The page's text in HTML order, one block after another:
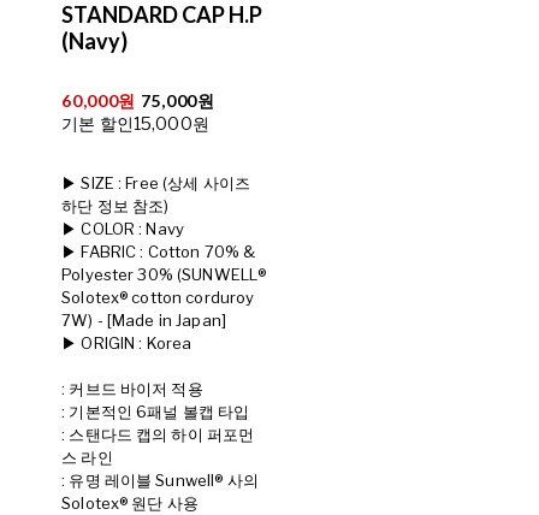
STANDARD CAP H.P
(Navy)
60,000원 75,000원
기본 할인15,000원
▶ SIZE : Free (상세 사이즈
하단 정보 참조)
▶ COLOR : Navy
▶ FABRIC : Cotton 70% &
Polyester 30% (SUNWELL®
Solotex® cotton corduroy
7W) - [Made in Japan]
▶ ORIGIN : Korea
: 커브드 바이저 적용
: 기본적인 6패널 볼캡 타입
: 스탠다드 캡의 하이 퍼포먼
스 라인
: 유명 레이블 Sunwell® 사의
Solotex® 원단 사용